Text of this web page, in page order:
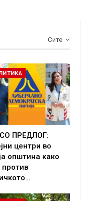
Сите
ПРЕДЛОГ:
центри во
општина како